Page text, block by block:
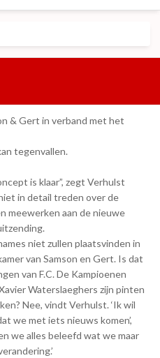
& Gert in verband met het
tegenvallen.
is klaar”, zegt Verhulst
in detail treden over de
meewerken aan de nieuwe
niet zullen plaatsvinden in
van Samson en Gert. Is dat
van F.C. De Kampioenen
Waterslaeghers zijn pinten
Nee, vindt Verhulst. ‘Ik wil
we met iets nieuws komen’,
we alles beleefd wat we maar